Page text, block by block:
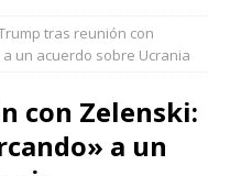
tras reunión con
un acuerdo sobre Ucrania
con Zelenski:
a un